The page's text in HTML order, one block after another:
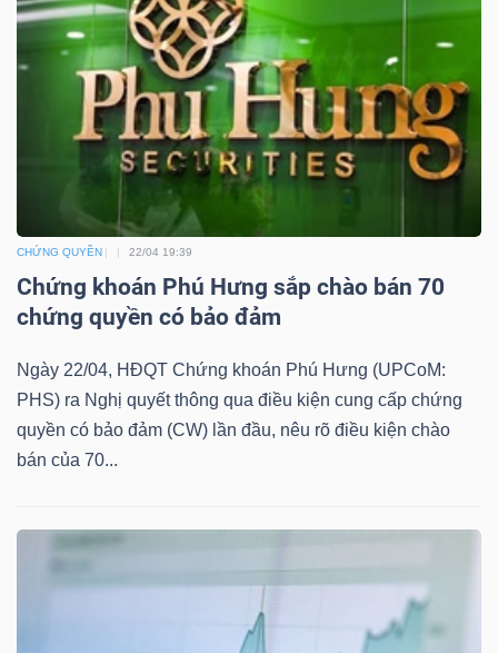
CHỨNG QUYỀN 22/04 19:39
Chứng khoán Phú Hưng sắp chào bán 70
chứng quyền có bảo đảm
Ngày 22/04, HĐQT Chứng khoán Phú Hưng (UPCoM:
PHS) ra Nghị quyết thông qua điều kiện cung cấp chứng
quyền có bảo đảm (CW) lần đầu, nêu rõ điều kiện chào
bán của 70...
YẾU
TIÊU
YẾU
CHĂM
SÓC
SỨC
KHỎE